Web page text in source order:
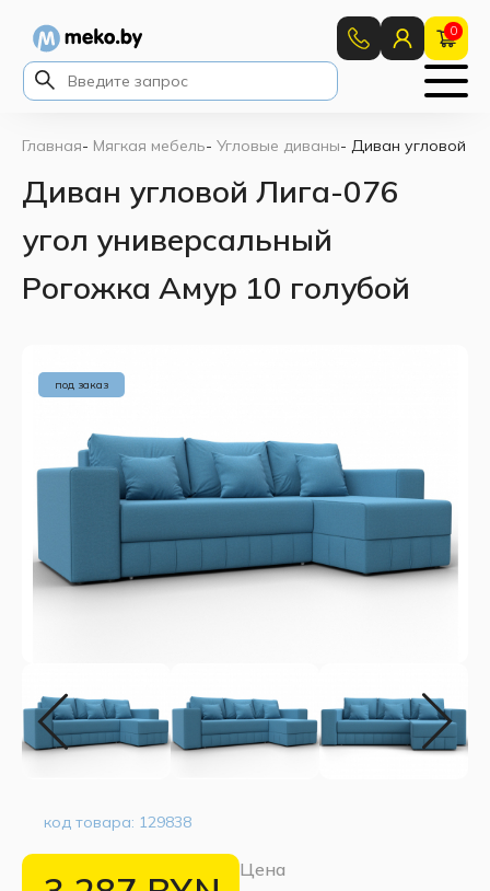
0
Главная- Мягкая мебель- Угловые диваны- Диван угловой
Диван угловой Лига-076
угол универсальный
Рогожка Амур 10 голубой
под заказ
код товара: 129838
Цена